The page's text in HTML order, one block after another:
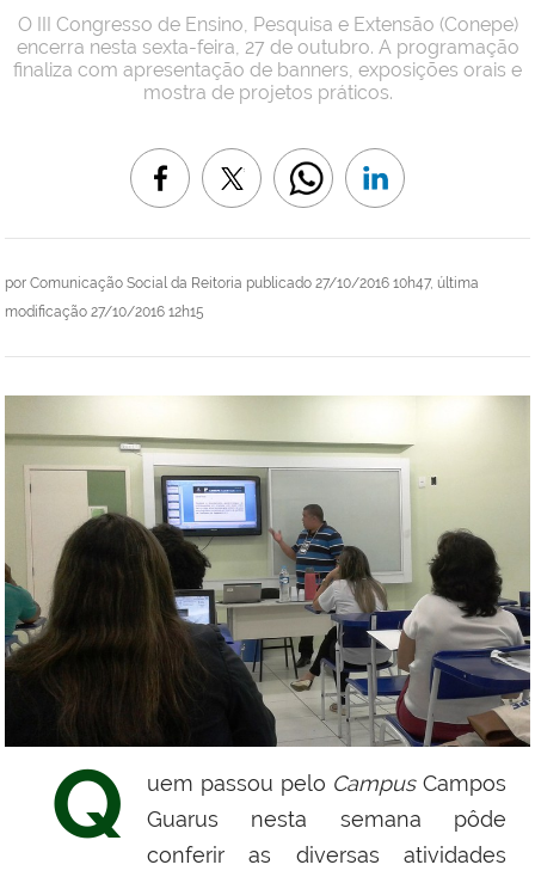
por Comunicação Social da Reitoria publicado 27/10/2016 10h47, última
modificação 27/10/2016 12h15
O III Congresso de Ensino, Pesquisa e Extensão (Conepe)
encerra nesta sexta-feira, 27 de outubro. A programação
finaliza com apresentação de banners, exposições orais e
mostra de projetos práticos.
Q uem passou pelo CampusCampos
Guarus nesta semana pôde
conferir as diversas atividades